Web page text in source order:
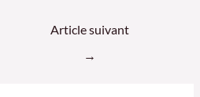
Article suivant
→